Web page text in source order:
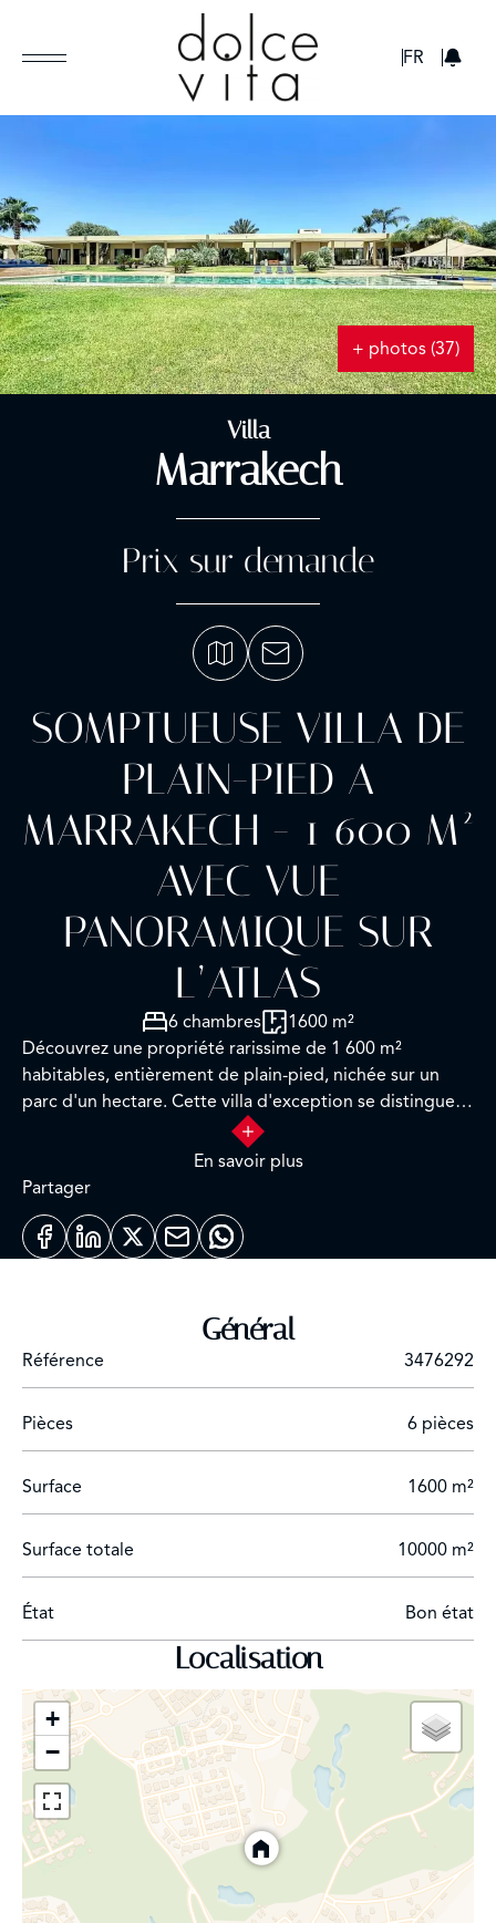
FR
+ photos (37)
Villa
Marrakech
Prix sur demande
SOMPTUEUSE VILLA DE
PLAIN-PIED A
MARRAKECH - 1 600 M²
AVEC VUE
PANORAMIQUE SUR
L’ATLAS
6 chambres
1600 m²
Découvrez une propriété rarissime de 1 600 m²
habitables, entièrement de plain-pied, nichée sur un
parc d'un hectare. Cette villa d'exception se distingue
par ses volumes magistraux, sa suite parentale
monumentale et ses 5 chambres d'invités. Avec sa vue
imprenable sur l'Atlas et ses prestations de haute volée,
contemporain de Marrakech...
En savoir plus
Partager
Général
Référence 3476292
Pièces 6 pièces
Surface 1600 m²
Surface totale 10000 m²
État Bon état
Localisation
+
−